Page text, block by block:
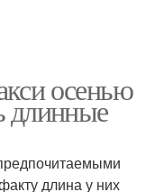
осенью
длинные
длина у них